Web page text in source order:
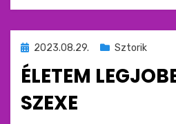
Beküldve
ide
2023.08.29. Sztorik
ÉLETEM
SZEXE